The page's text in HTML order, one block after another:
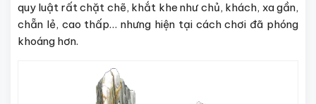
quy luật rất chặt chẽ, khắt khe như chủ, khách, xa gần,
chẵn lẻ, cao thấp… nhưng hiện tại cách chơi đã phóng
khoáng hơn.